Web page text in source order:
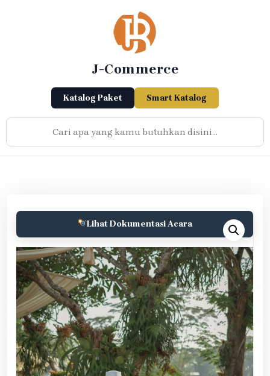
J-Commerce
Katalog Paket Smart Katalog
Lihat Dokumentasi Acara